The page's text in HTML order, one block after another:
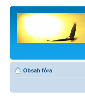
Obsah fóra